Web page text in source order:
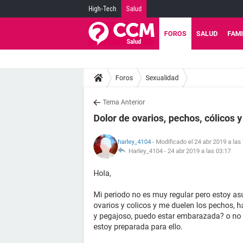
High-Tech Salud
FOROS SALUD
Foros Sexualidad
Tema Anterior
Dolor de ovarios, pechos, cólicos
harley_4104 - Modificado el 24 abr 2019 a las
Harley_4104 - 24 abr 2019 a las 03:17
Hola,
Mi periodo no es muy regular pero estoy
ovarios y colicos y me duelen los pechos,
y pegajoso, puedo estar embarazada? o
estoy preparada para ello.